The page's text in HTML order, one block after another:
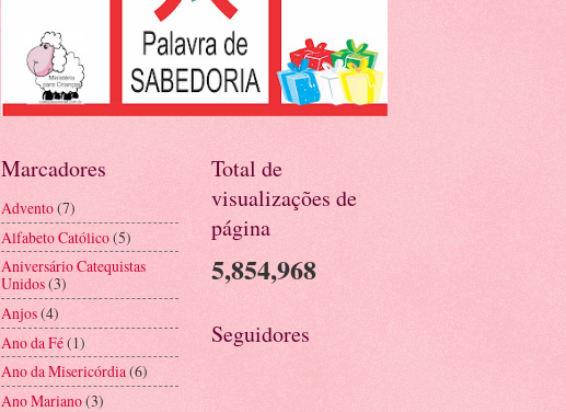
Marcadores
Advento(7)
Alfabeto Católico(5)
Aniversário Catequistas
Unidos(3)
Anjos(4)
Ano da Fé(1)
Ano da Misericórdia(6)
Ano Mariano(3)
Total de
visualizações de
página
5,854,968
Seguidores